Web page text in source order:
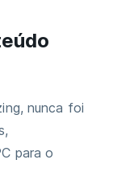
nunca foi
para o